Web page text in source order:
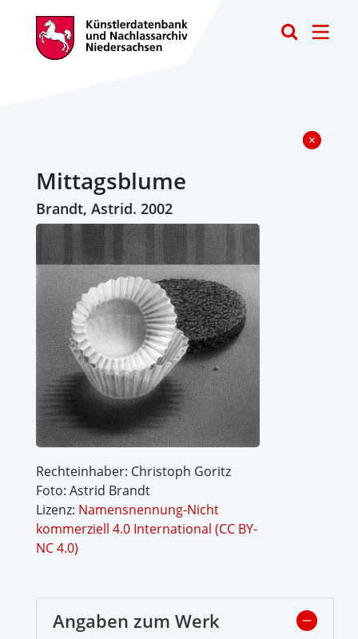
Mittagsblume
Brandt, Astrid. 2002
Rechteinhaber: Christoph Goritz
Foto: Astrid Brandt
Lizenz: Namensnennung-Nicht
kommerziell 4.0 International (CC BY-
NC 4.0)
Angaben zum Werk